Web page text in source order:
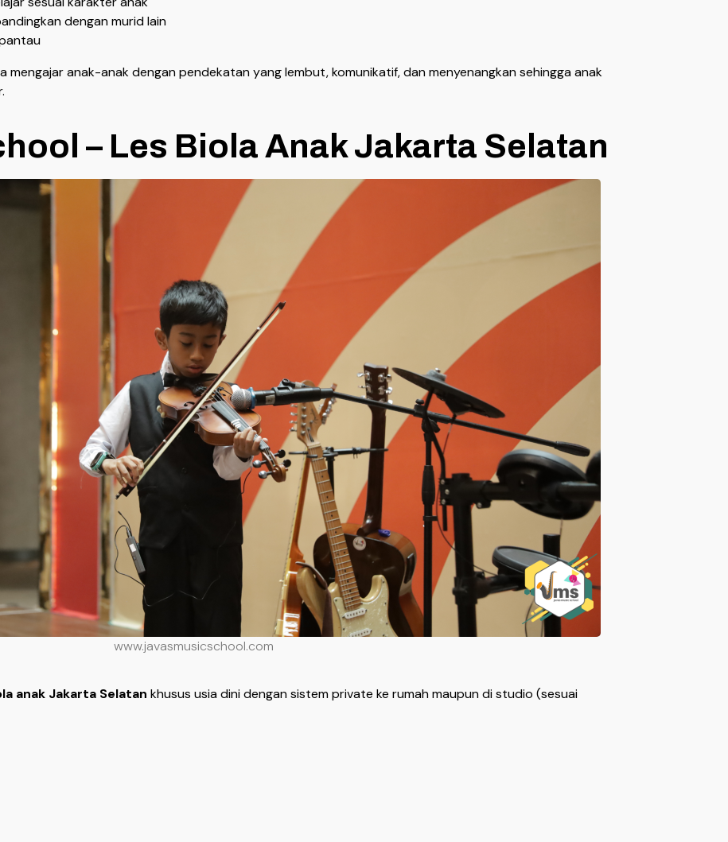
dengan murid lain
mengajar anak-anak dengan pendekatan yang lembut, komunikatif, dan menyenangkan sehingga anak
– Les Biola Anak Jakarta Selatan
www.javasmusicschool.com
anak Jakarta Selatan khusus usia dini dengan sistem private ke rumah maupun di studio (sesuai